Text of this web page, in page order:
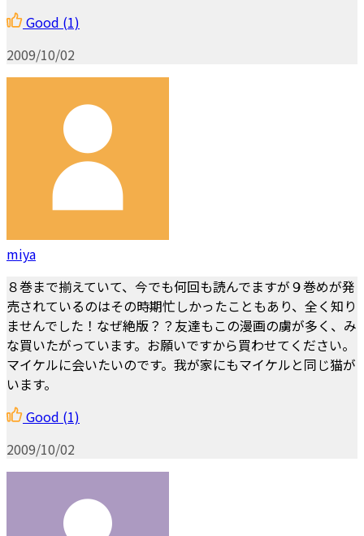
Good (1)
2009/10/02
miya
８巻まで揃えていて、今でも何回も読んでますが９巻めが発
売されているのはその時期忙しかったこともあり、全く知り
ませんでした！なぜ絶版？？友達もこの漫画の虜が多く、み
な買いたがっています。お願いですから買わせてください。
マイケルに会いたいのです。我が家にもマイケルと同じ猫が
います。
Good (1)
2009/10/02